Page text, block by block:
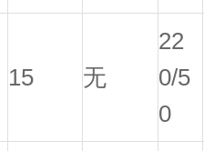
15 无
22
0/5
0